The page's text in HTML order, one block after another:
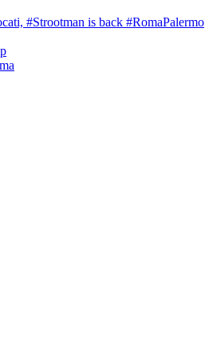
#Strootman is back #RomaPalermo